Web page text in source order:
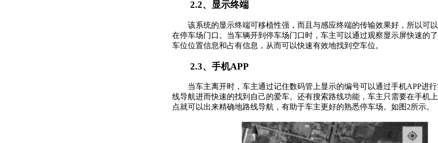
2.2、显示终端
该系统的显示终端可移植性强，而且与感应终端的传输效果好，所以可
在停车场门口。当车辆开到停车场门口时，车主可以通过观察显示屏快速的
车位位置信息和占有信息，从而可以快速有效地找到空车位。
2.3、手机APP
当车主离开时，车主通过记住数码管上显示的编号可以通过手机APP进
线导航进而快速的找到自己的爱车。还有搜索路线功能，车主只需要在手机
点就可以出来精确地路线导航，有助于车主更好的熟悉停车场。如图2所示。